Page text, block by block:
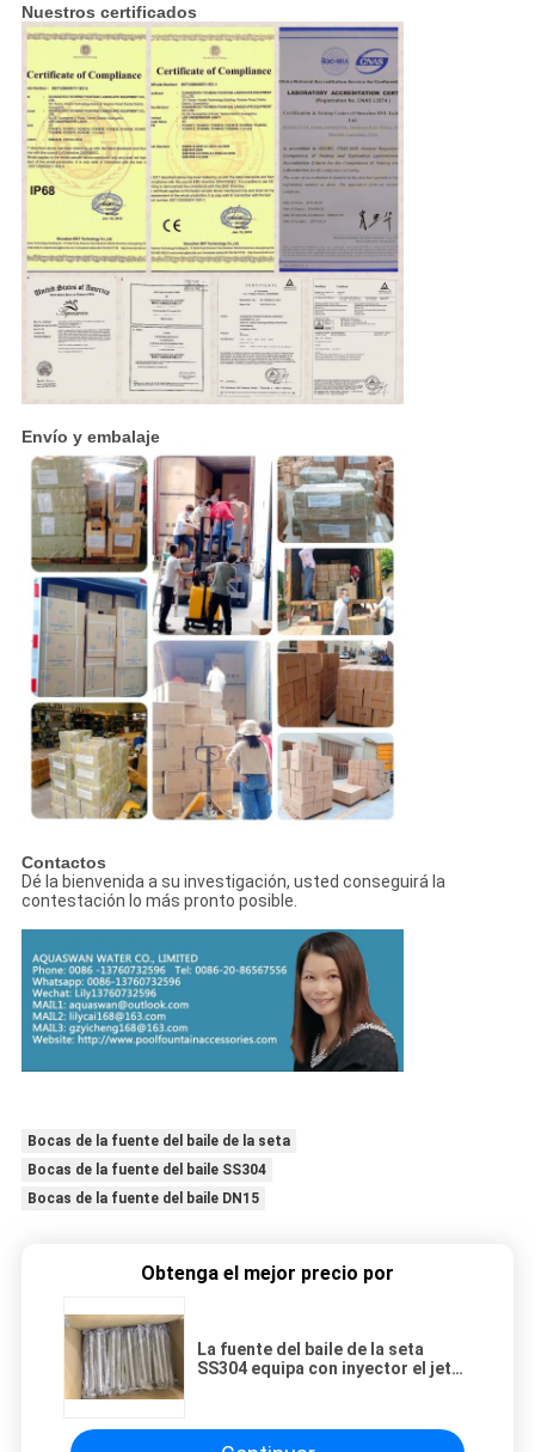
Nuestros certificados
Envío y embalaje
Contactos
Dé la bienvenida a su investigación, usted conseguirá la
contestación lo más pronto posible.
Bocas de la fuente del baile de la seta
Bocas de la fuente del baile SS304
Bocas de la fuente del baile DN15
Obtenga el mejor precio por
La fuente del baile de la seta
SS304 equipa con inyector el jet